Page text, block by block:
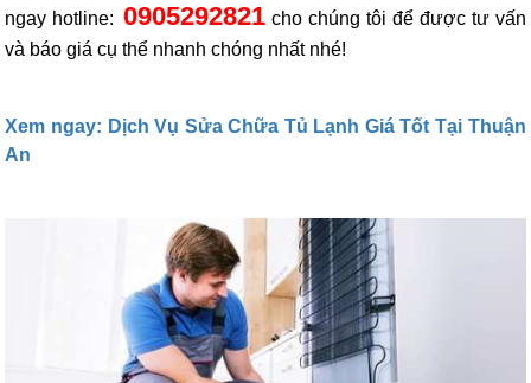
ngay hotline: 0905292821cho chúng tôi để được tư vấn
và báo giá cụ thể nhanh chóng nhất nhé!
Xem ngay: Dịch Vụ Sửa Chữa Tủ Lạnh Giá Tốt Tại Thuận
An